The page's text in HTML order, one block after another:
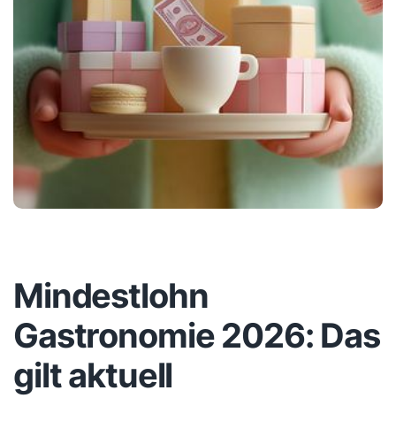
Mindestlohn
Gastronomie 2026: Das
gilt aktuell